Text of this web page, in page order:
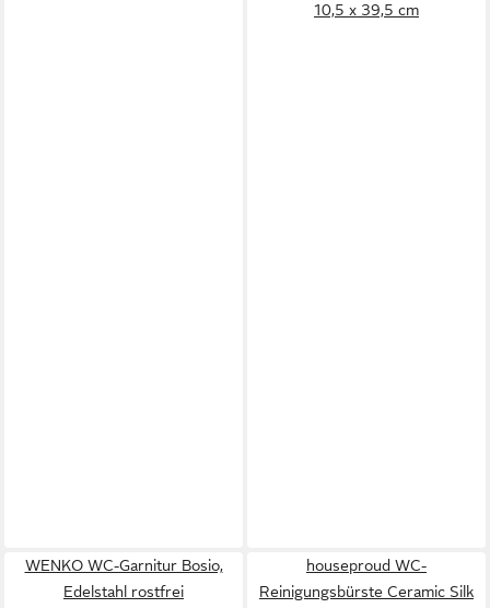
10,5 x 39,5 cm
WENKO WC-Garnitur Bosio,
Edelstahl rostfrei
houseproud WC-
Reinigungsbürste Ceramic Silk